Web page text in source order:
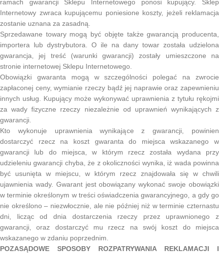
ramach gwarancji Sklepu Internetowego ponosi kupujący. Sklep
Internetowy zwraca kupującemu poniesione koszty, jeżeli reklamacja
zostanie uznana za zasadną.
Sprzedawane towary mogą być objęte także gwarancją producenta,
importera lub dystrybutora. O ile na dany towar została udzielona
gwarancja, jej treść (warunki gwarancji) zostały umieszczone na
stronie internetowej Sklepu Internetowego.
Obowiązki gwaranta mogą w szczególności polegać na zwrocie
zapłaconej ceny, wymianie rzeczy bądź jej naprawie oraz zapewnieniu
innych usług. Kupujący może wykonywać uprawnienia z tytułu rękojmi
za wady fizyczne rzeczy niezależnie od uprawnień wynikających z
gwarancji.
Kto wykonuje uprawnienia wynikające z gwarancji, powinien
dostarczyć rzecz na koszt gwaranta do miejsca wskazanego w
gwarancji lub do miejsca, w którym rzecz została wydana przy
udzieleniu gwarancji chyba, że z okoliczności wynika, iż wada powinna
być usunięta w miejscu, w którym rzecz znajdowała się w chwili
ujawnienia wady. Gwarant jest obowiązany wykonać swoje obowiązki
w terminie określonym w treści oświadczenia gwarancyjnego, a gdy go
nie określono – niezwłocznie, ale nie później niż w terminie czternastu
dni, licząc od dnia dostarczenia rzeczy przez uprawnionego z
gwarancji, oraz dostarczyć mu rzecz na swój koszt do miejsca
wskazanego w zdaniu poprzednim.
POZASĄDOWE SPOSOBY ROZPATRYWANIA REKLAMACJI I